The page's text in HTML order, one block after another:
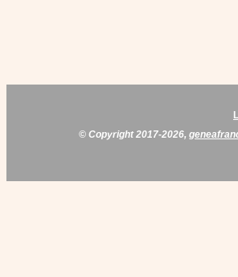
© Copyright 2017-2026,